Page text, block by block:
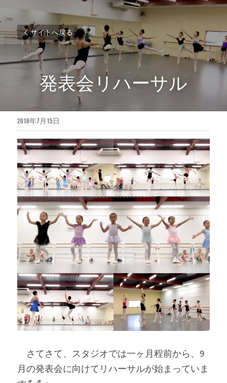
サイトへ戻る
発表会リハーサル
2018年7月15日
さてさて、スタジオでは一ヶ月程前から、9
月の発表会に向けてリハーサルが始まっていま